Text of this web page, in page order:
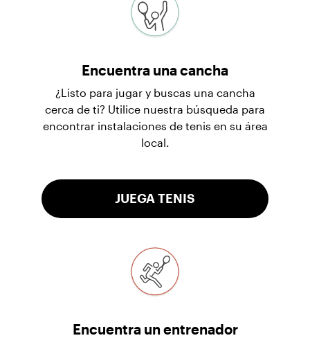
Encuentra una cancha
¿Listo para jugar y buscas una cancha
cerca de ti? Utilice nuestra búsqueda para
encontrar instalaciones de tenis en su área
local.
JUEGA TENIS
Encuentra un entrenador